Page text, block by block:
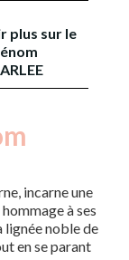
plus sur le
incarne une
à ses
lignée noble de
en se parant